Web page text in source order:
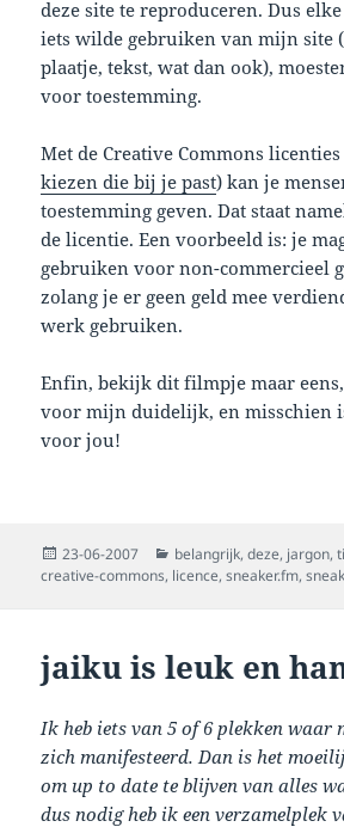
deze site te reproduceren. Dus
iets wilde gebruiken van mijn site
plaatje, tekst, wat dan ook),
voor toestemming.
Met de Creative Commons
kiezen die bij je past) kan je
toestemming geven. Dat staat
de licentie. Een voorbeeld is: je
gebruiken voor non-commercieel
zolang je er geen geld mee
werk gebruiken.
Enfin, bekijk dit filmpje maar
voor mijn duidelijk, en misschien
voor jou!
Posted
on
23-06-2007 Categories
belangrijk,deze, jargon,
creative-commons, licence,sneaker.fm,
jaiku is leuk en
Ik heb iets van 5 of 6 plekken waar
zich manifesteerd. Dan is het
om up to date te blijven van alles
dus nodig heb ik een verzamelplek